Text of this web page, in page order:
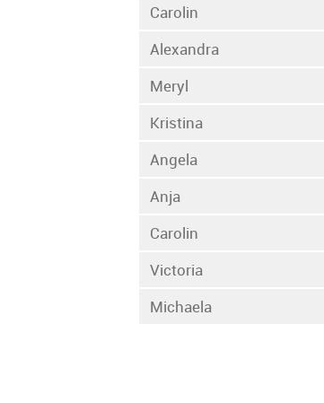
Carolin
Alexandra
Meryl
Kristina
Angela
Anja
Carolin
Victoria
Michaela